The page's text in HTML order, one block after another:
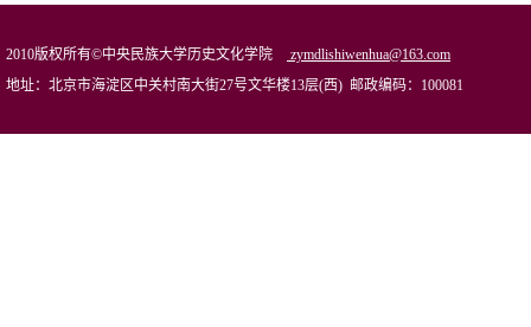
2010版权所有©中央民族大学历史文化学院
zymdlishiwenhua@163.com
地址：北京市海淀区中关村南大街27号文华楼13层(西) 邮政编码：100081